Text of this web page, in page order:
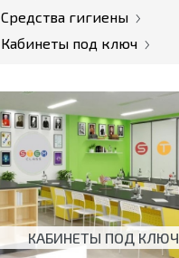
Средства гигиены
Кабинеты под ключ
КАБИНЕТЫ ПОД КЛЮЧ